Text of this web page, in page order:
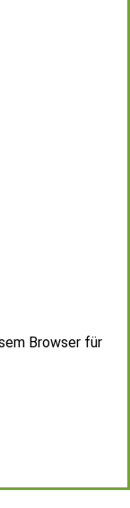
Browser für